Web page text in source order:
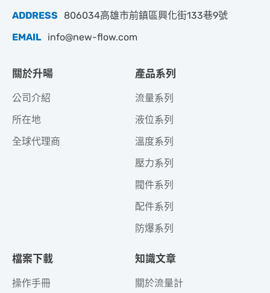
ADDRESS
806034高雄市前鎮區興化街133巷9號
EMAIL info@new-flow.com
關於升暘
公司介紹
所在地
全球代理商
產品系列
流量系列
液位系列
溫度系列
壓力系列
閥件系列
配件系列
防爆系列
檔案下載
操作手冊
知識文章
關於流量計